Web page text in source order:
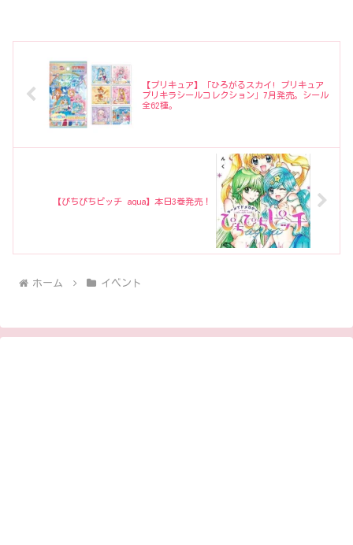
【プリキュア】「ひろがるスカイ! プリキュア
プリキラシールコレクション」7月発売。シール
全62種。
【ぴちぴちピッチ aqua】本日3巻発売！
ホーム イベント